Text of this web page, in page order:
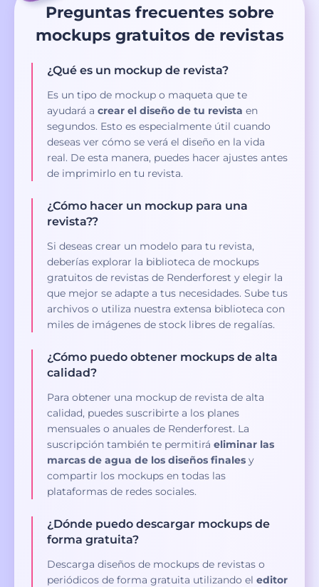
Preguntas frecuentes sobre
mockups gratuitos de revistas
¿Qué es un mockup de revista?
Es un tipo de mockup o maqueta que te
ayudará a crear el diseño de tu revista en
segundos. Esto es especialmente útil cuando
deseas ver cómo se verá el diseño en la vida
real. De esta manera, puedes hacer ajustes antes
de imprimirlo en tu revista.
¿Cómo hacer un mockup para una
revista??
Si deseas crear un modelo para tu revista,
deberías explorar la biblioteca de mockups
gratuitos de revistas de Renderforest y elegir la
que mejor se adapte a tus necesidades. Sube tus
archivos o utiliza nuestra extensa biblioteca con
miles de imágenes de stock libres de regalías.
¿Cómo puedo obtener mockups de alta
calidad?
Para obtener una mockup de revista de alta
calidad, puedes suscribirte a los planes
mensuales o anuales de Renderforest. La
suscripción también te permitirá eliminar las
marcas de agua de los diseños finales y
compartir los mockups en todas las
plataformas de redes sociales.
¿Dónde puedo descargar mockups de
forma gratuita?
Descarga diseños de mockups de revistas o
periódicos de forma gratuita utilizando el editor